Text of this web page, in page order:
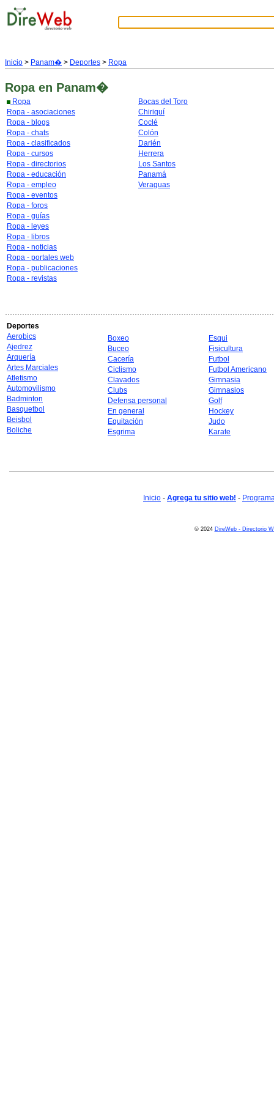
Inicio > Panam� > Deportes > Ropa
Ropa en Panam�
Ropa
Ropa - asociaciones
Ropa - blogs
Ropa - chats
Ropa - clasificados
Ropa - cursos
Ropa - directorios
Ropa - educación
Ropa - empleo
Ropa - eventos
Ropa - foros
Ropa - guías
Ropa - leyes
Ropa - libros
Ropa - noticias
Ropa - portales web
Ropa - publicaciones
Ropa - revistas
Bocas del Toro
Chiriquí
Coclé
Colón
Darién
Herrera
Los Santos
Panamá
Veraguas
Deportes
Aerobics
Ajedrez
Arquería
Artes Marciales
Atletismo
Automovilismo
Badminton
Basquetbol
Beisbol
Boliche
Boxeo
Buceo
Cacería
Ciclismo
Clavados
Clubs
Defensa personal
En general
Equitación
Esgrima
Esqui
Fisicultura
Futbol
Futbol Americano
Gimnasia
Gimnasios
Golf
Hockey
Judo
Karate
Inicio - Agrega tu sitio web! -
© 2024 DireWeb - Directorio